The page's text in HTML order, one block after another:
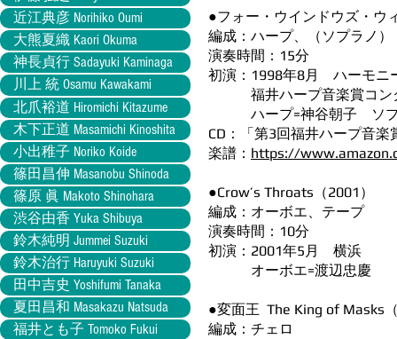
●フォー・ウインドウズ・ウ
編成：ハープ、（ソプラノ）
演奏時間：15分
初演：1998年8月 ハーモニ
福井ハープ音楽賞コン
ハープ=神谷朝子 ソプ
CD：「第3回福井ハープ音楽
楽譜： https://
●Crow’s Throats（2001）
編成：オーボエ、テープ
演奏時間：10分
初演：2001年5月 横浜
オーボエ=渡辺忠慶
●変面王 The King of Masks
編成：チェロ
近江典彦 Norihiko Oumi
大熊夏織 Kaori Okuma
神長貞行 Sadayuki Kaminaga
川上 統 Osamu Kawakami
北爪裕道 Hiromichi Kitazume
木下正道 Masamichi Kinoshita
小出稚子 Noriko Koide
篠田昌伸 Masanobu Shinoda
篠原 眞 Makoto Shinohara
渋谷由香 Yuka Shibuya
鈴木純明 Jummei Suzuki
鈴木治行 Haruyuki Suzuki
田中吉史 Yoshifumi Tanaka
夏田昌和 Masakazu Natsuda
福井とも子 Tomoko Fukui